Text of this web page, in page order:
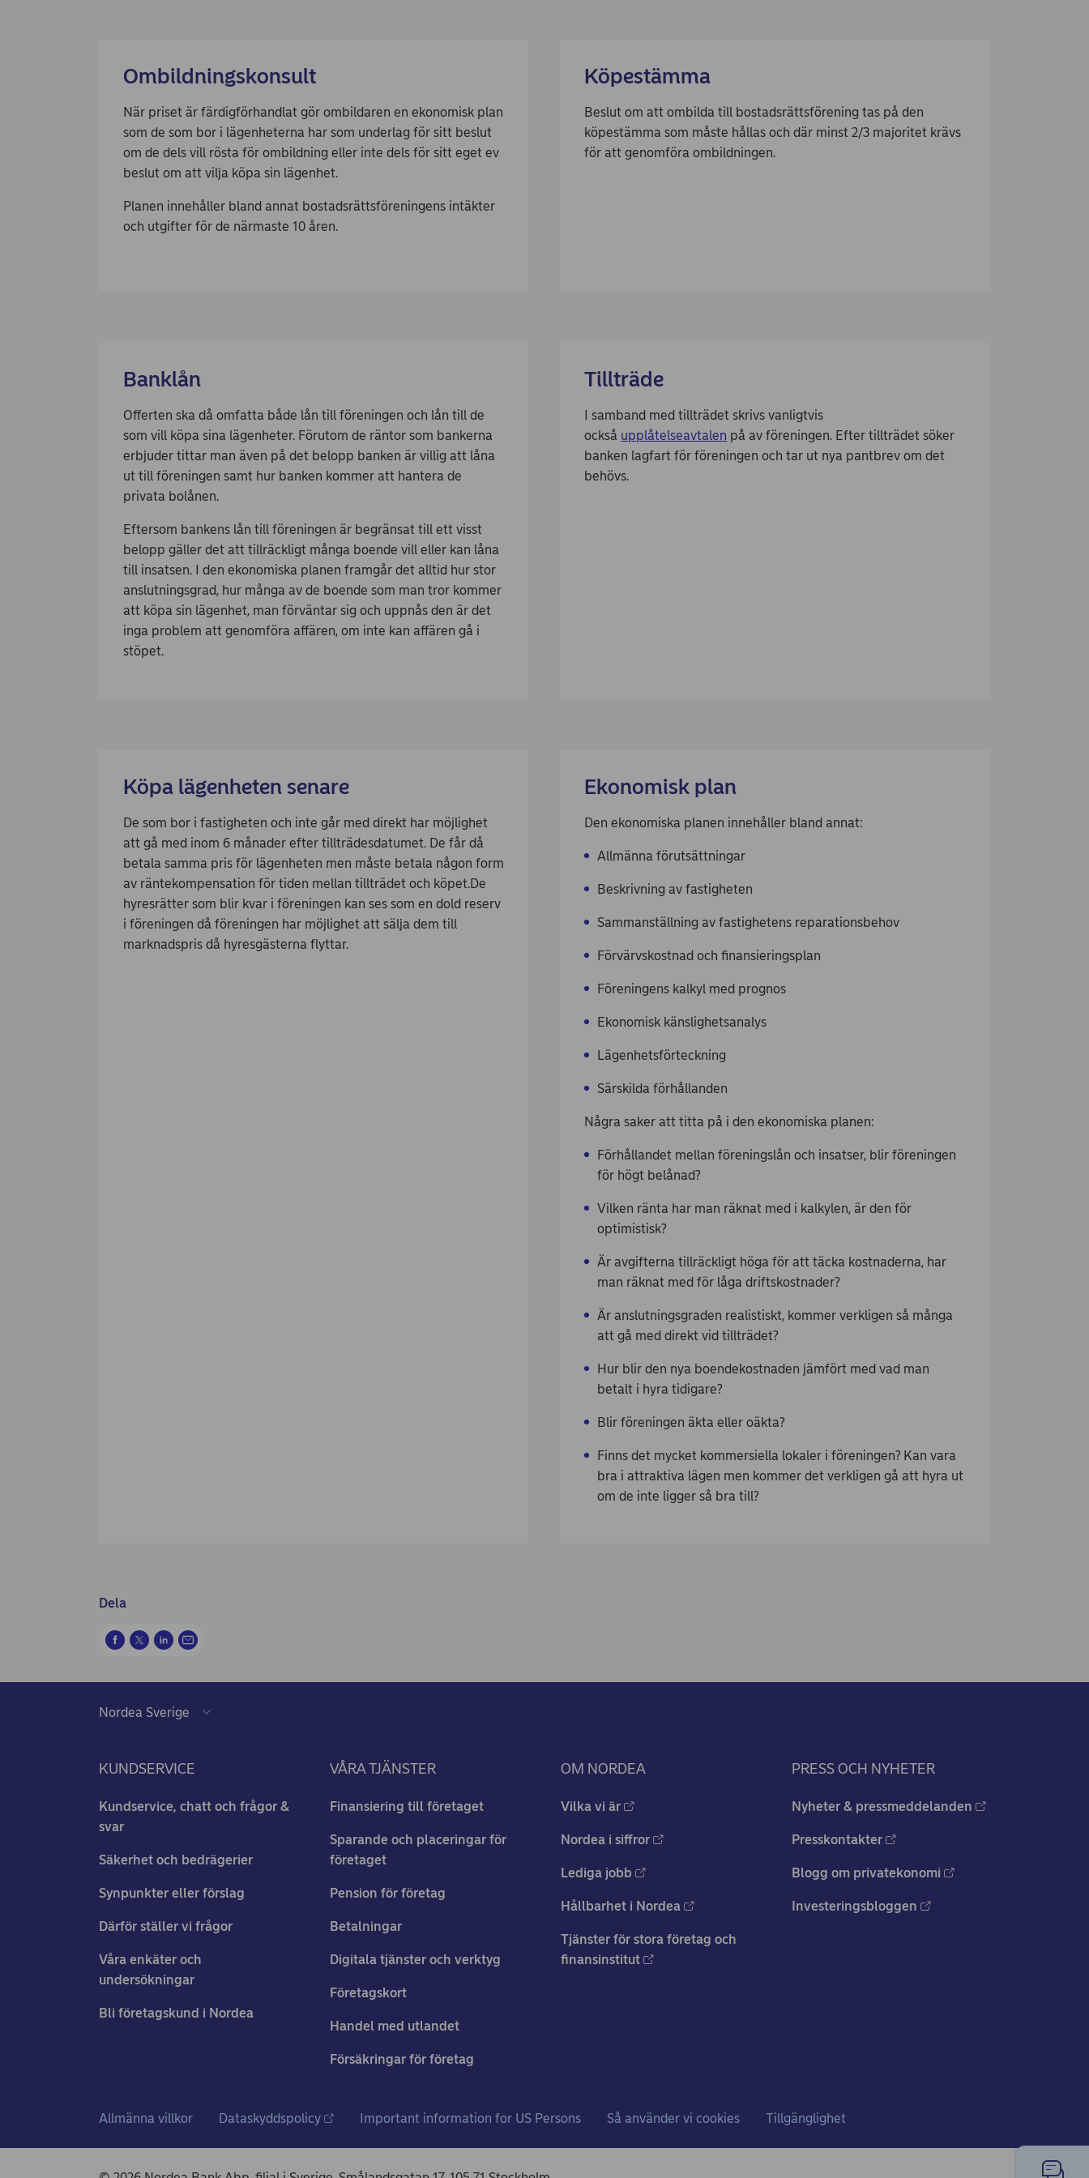
Ombildningskonsult
När priset är färdigförhandlat gör ombildaren en ekonomisk plan
som de som bor i lägenheterna har som underlag för sitt beslut
om de dels vill rösta för ombildning eller inte dels för sitt eget ev
beslut om att vilja köpa sin lägenhet.
Planen innehåller bland annat bostadsrättsföreningens intäkter
och utgifter för de närmaste 10 åren.
Köpestämma
Beslut om att ombilda till bostadsrättsförening tas på den
köpestämma som måste hållas och där minst 2/3 majoritet krävs
för att genomföra ombildningen.
Banklån
Offerten ska då omfatta både lån till föreningen och lån till de
som vill köpa sina lägenheter. Förutom de räntor som bankerna
erbjuder tittar man även på det belopp banken är villig att låna
ut till föreningen samt hur banken kommer att hantera de
privata bolånen.
Eftersom bankens lån till föreningen är begränsat till ett visst
belopp gäller det att tillräckligt många boende vill eller kan låna
till insatsen. I den ekonomiska planen framgår det alltid hur stor
anslutningsgrad, hur många av de boende som man tror kommer
att köpa sin lägenhet, man förväntar sig och uppnås den är det
inga problem att genomföra affären, om inte kan affären gå i
stöpet.
Tillträde
I samband med tillträdet skrivs vanligtvis
också upplåtelseavtalen på av föreningen. Efter tillträdet söker
banken lagfart för föreningen och tar ut nya pantbrev om det
behövs.
Köpa lägenheten senare
De som bor i fastigheten och inte går med direkt har möjlighet
att gå med inom 6 månader efter tillträdesdatumet. De får då
betala samma pris för lägenheten men måste betala någon form
av räntekompensation för tiden mellan tillträdet och köpet.De
hyresrätter som blir kvar i föreningen kan ses som en dold reserv
i föreningen då föreningen har möjlighet att sälja dem till
marknadspris då hyresgästerna flyttar.
Ekonomisk plan
Den ekonomiska planen innehåller bland annat:
Allmänna förutsättningar
Beskrivning av fastigheten
Sammanställning av fastighetens reparationsbehov
Förvärvskostnad och finansieringsplan
Föreningens kalkyl med prognos
Ekonomisk känslighetsanalys
Lägenhetsförteckning
Särskilda förhållanden
Några saker att titta på i den ekonomiska planen:
Förhållandet mellan föreningslån och insatser, blir föreningen
för högt belånad?
Vilken ränta har man räknat med i kalkylen, är den för
optimistisk?
Är avgifterna tillräckligt höga för att täcka kostnaderna, har
man räknat med för låga driftskostnader?
Är anslutningsgraden realistiskt, kommer verkligen så många
att gå med direkt vid tillträdet?
Hur blir den nya boendekostnaden jämfört med vad man
betalt i hyra tidigare?
Blir föreningen äkta eller oäkta?
Finns det mycket kommersiella lokaler i föreningen? Kan vara
bra i attraktiva lägen men kommer det verkligen gå att hyra ut
om de inte ligger så bra till?
Dela
KUNDSERVICE
Kundservice, chatt och frågor &
svar
Säkerhet och bedrägerier
Synpunkter eller förslag
Därför ställer vi frågor
Våra enkäter och
undersökningar
Bli företagskund i Nordea
VÅRA TJÄNSTER
Finansiering till företaget
Sparande och placeringar för
företaget
Pension för företag
Betalningar
Digitala tjänster och verktyg
Företagskort
Handel med utlandet
Försäkringar för företag
OM NORDEA
Vilka vi är
Nordea i siffror
Lediga jobb
Hållbarhet i Nordea
Tjänster för stora företag och
finansinstitut
PRESS OCH NYHETER
Nyheter & pressmeddelanden
Presskontakter
Blogg om privatekonomi
Investeringsbloggen
Allmänna villkor Dataskyddspolicy Important information for US Persons Så använder vi cookies Tillgänglighet